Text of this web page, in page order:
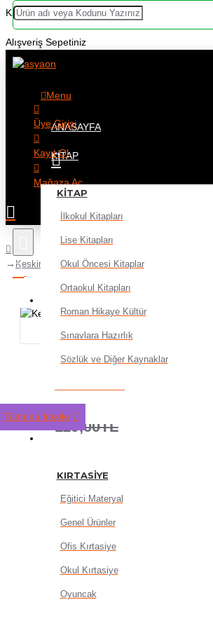
Kategoriler
Alışveriş Sepetiniz
Menu
ANASAYFA
KITAP
KITAP
İlkokul Kitapları
Lise Kitapları
Okul Öncesi Kitaplar
Ortaokul Kitapları
Roman Hikaye Kültür
Sınavlara Hazırlık
Sözlük ve Diğer Kaynaklar
Tümünü İncele
KIRTASIYE
Eğitici Materyal
Genel Ürünler
Ofis Kırtasiye
Okul Kırtasiye
Oyuncak
Üye Girişi
Kayıt Ol
Mağaza Aç
Keskin Color Resim Defteri Spiralli 35X50
Keskin Color
95,20TL
119,00TL
SEPETE EKLE
HEMEN AL